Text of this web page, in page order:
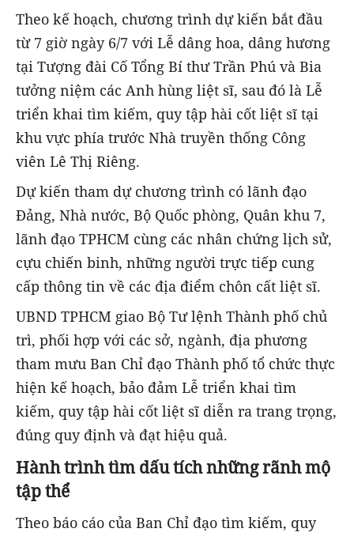
Theo kế hoạch, chương trình dự kiến bắt đầu
từ 7 giờ ngày 6/7 với Lễ dâng hoa, dâng hương
tại Tượng đài Cố Tổng Bí thư Trần Phú và Bia
tưởng niệm các Anh hùng liệt sĩ, sau đó là Lễ
triển khai tìm kiếm, quy tập hài cốt liệt sĩ tại
khu vực phía trước Nhà truyền thống Công
viên Lê Thị Riêng.
Dự kiến tham dự chương trình có lãnh đạo
Đảng, Nhà nước, Bộ Quốc phòng, Quân khu 7,
lãnh đạo TPHCM cùng các nhân chứng lịch sử,
cựu chiến binh, những người trực tiếp cung
cấp thông tin về các địa điểm chôn cất liệt sĩ.
UBND TPHCM giao Bộ Tư lệnh Thành phố chủ
trì, phối hợp với các sở, ngành, địa phương
tham mưu Ban Chỉ đạo Thành phố tổ chức thực
hiện kế hoạch, bảo đảm Lễ triển khai tìm
kiếm, quy tập hài cốt liệt sĩ diễn ra trang trọng,
đúng quy định và đạt hiệu quả.
Hành trình tìm dấu tích những rãnh mộ
tập thể
Theo báo cáo của Ban Chỉ đạo tìm kiếm, quy